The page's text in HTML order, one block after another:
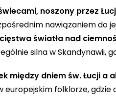
noszony przez
nawiązaniem do
światła nad
silna w Skandynawii,
między dniem św. Łucji a
folklorze, gdzie